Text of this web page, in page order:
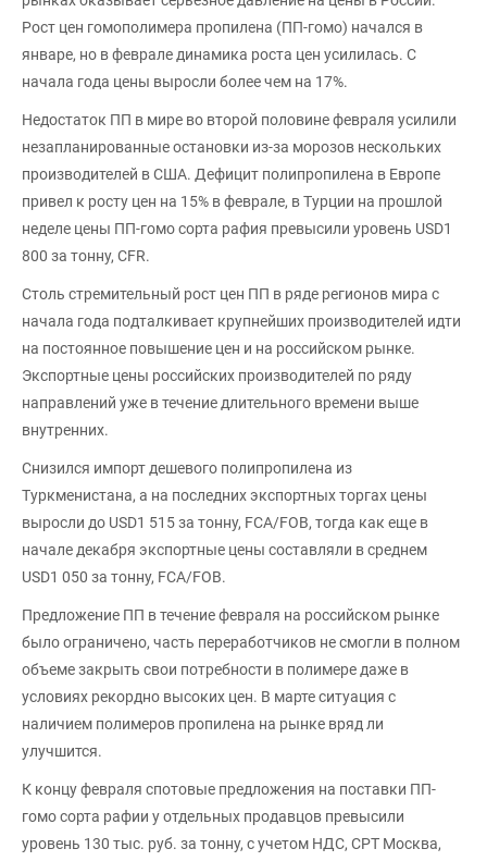
Рост цен гомополимера пропилена (ПП-гомо) начался в
январе, но в феврале динамика роста цен усилилась. С
начала года цены выросли более чем на 17%.
Недостаток ПП в мире во второй половине февраля усилили
незапланированные остановки из-за морозов нескольких
производителей в США. Дефицит полипропилена в Европе
привел к росту цен на 15% в феврале, в Турции на прошлой
неделе цены ПП-гомо сорта рафия превысили уровень USD1
800 за тонну, CFR.
Столь стремительный рост цен ПП в ряде регионов мира с
начала года подталкивает крупнейших производителей идти
на постоянное повышение цен и на российском рынке.
Экспортные цены российских производителей по ряду
направлений уже в течение длительного времени выше
внутренних.
Снизился импорт дешевого полипропилена из
Туркменистана, а на последних экспортных торгах цены
выросли до USD1 515 за тонну, FCA/FOB, тогда как еще в
начале декабря экспортные цены составляли в среднем
USD1 050 за тонну, FCA/FOB.
Предложение ПП в течение февраля на российском рынке
было ограничено, часть переработчиков не смогли в полном
объеме закрыть свои потребности в полимере даже в
условиях рекордно высоких цен. В марте ситуация с
наличием полимеров пропилена на рынке вряд ли
улучшится.
К концу февраля спотовые предложения на поставки ПП-
гомо сорта рафии у отдельных продавцов превысили
уровень 130 тыс. руб. за тонну, с учетом НДС, СРТ Москва,